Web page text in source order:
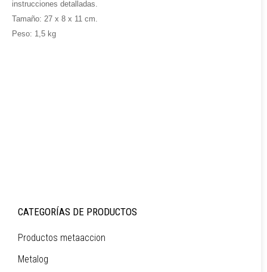
instrucciones detalladas.
Tamaño: 27 x 8 x 11 cm.
Peso: 1,5 kg
CATEGORÍAS DE PRODUCTOS
Productos metaaccion
Metalog